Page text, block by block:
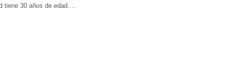
tiene 30 años de edad.…